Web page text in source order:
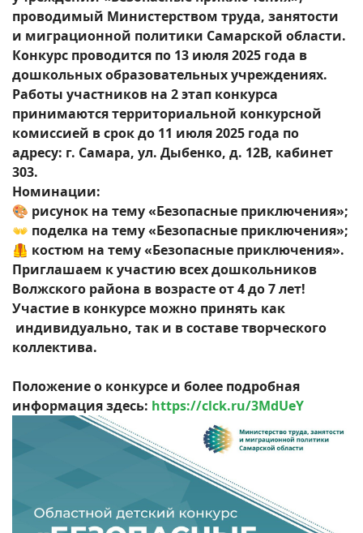
проводимый Министерством труда, занятости
и миграционной политики Самарской области.
Конкурс проводится по 13 июля 2025 года в
дошкольных образовательных учреждениях.
Работы участников на 2 этап конкурса
принимаются территориальной конкурсной
комиссией в срок до 11 июля 2025 года по
адресу: г. Самара, ул. Дыбенко, д. 12В, кабинет
303.
Номинации:
🎨 рисунок на тему «Безопасные приключения»;
👐 поделка на тему «Безопасные приключения»;
🦺 костюм на тему «Безопасные приключения».
Приглашаем к участию всех дошкольников
Волжского района в возрасте от 4 до 7 лет!
Участие в конкурсе можно принять как
индивидуально, так и в составе творческого
коллектива.
Положение о конкурсе и более подробная
информация здесь: https://clck.ru/3MdUeY